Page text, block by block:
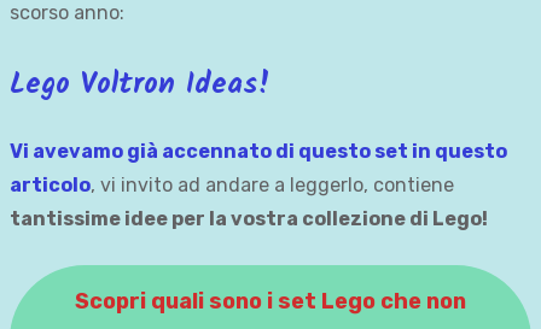
scorso anno:
Lego Voltron Ideas!
Vi avevamo già accennato di questo set in questo
articolo, vi invito ad andare a leggerlo, contiene
tantissime idee per la vostra collezione di Lego!
Scopri quali sono i set Lego che non